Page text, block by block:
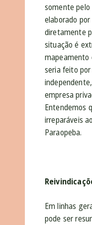
somente
elaborado
diretamente
situação é
mapeamento
seria feito
empresa
Entendemos
irreparáveis
Paraopeba.
Em linhas
pode ser